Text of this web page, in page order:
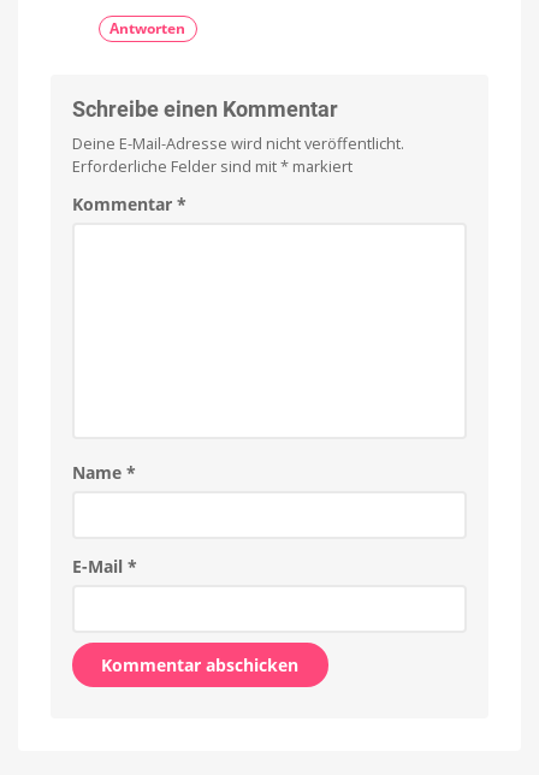
Antworten
Schreibe einen Kommentar
Deine E-Mail-Adresse wird nicht veröffentlicht.
Erforderliche Felder sind mit* markiert
Kommentar *
Name *
E-Mail *